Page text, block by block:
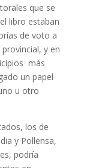
que se
libro estaban
de voto a
y en
más
un papel
u otro
los de
y Pollensa,
podría